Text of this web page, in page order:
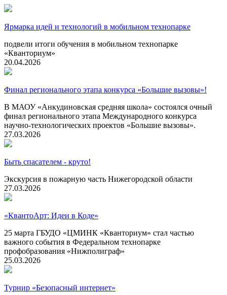
Ярмарка идей и технологий в мобильном технопарке
подвели итоги обучения в мобильном технопарке
«Кванториум»
20.04.2026
Финал регионального этапа конкурса «Большие вызовы»!
В МАОУ «Анкудиновская средняя школа» состоялся очный
финал регионального этапа Международного конкурса
научно-технологических проектов «Большие вызовы».
27.03.2026
Быть спасателем - круто!
Экскурсия в пожарную часть Нижегородской области
27.03.2026
«КвантоАрт: Идеи в Коде»
25 марта ГБУДО «ЦМИНК «Кванториум» стал частью
важного события в Федеральном технопарке
профобразования «Нижполиграф»
25.03.2026
Турнир «Безопасный интернет»